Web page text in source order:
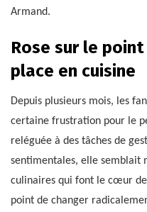
Armand.
Rose sur le
place en cuisine
Depuis plusieurs mois, les
certaine frustration pour le
reléguée à des tâches de
sentimentales, elle semblait
culinaires qui font le cœur
point de changer